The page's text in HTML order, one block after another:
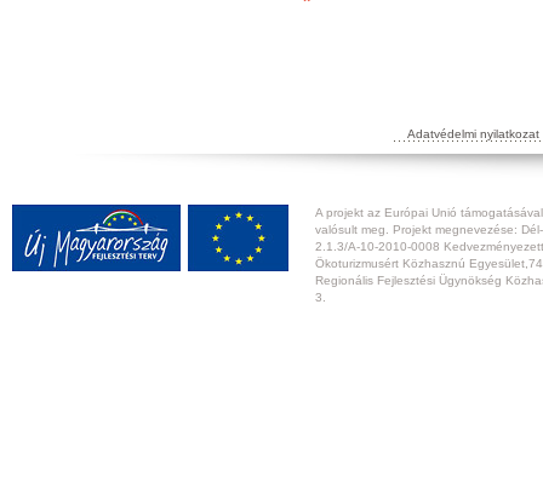
Adatvédelmi nyilatkozat
A projekt az Európai Unió
valósult meg. Projekt megnevezése:
2.1.3/A-10-2010-0008
Ökoturizmusért Közhasznú
Regionális Fejlesztési Ügynökség
3.